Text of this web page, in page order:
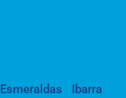
Esmeraldas
Ibarra